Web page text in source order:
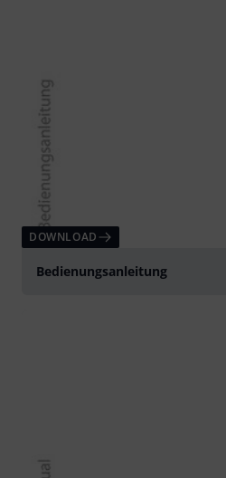
DOWNLOAD
Bedienungsanleitung